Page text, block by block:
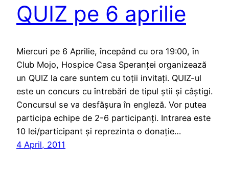
QUIZ pe 6 aprilie
Miercuri pe 6 Aprilie, începând cu ora 19:00, în
Club Mojo, Hospice Casa Speranței organizează
un QUIZ la care suntem cu toții invitați. QUIZ-ul
este un concurs cu întrebări de tipul știi și câștigi.
Concursul se va desfășura în engleză. Vor putea
participa echipe de 2-6 participanți. Intrarea este
10 lei/participant și reprezinta o donație…
4 April, 2011